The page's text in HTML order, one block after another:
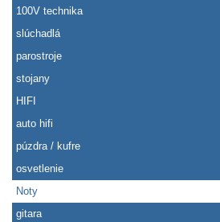
100V technika
slúchadlá
parostroje
stojany
HIFI
auto hifi
púzdra / kufre
osvetlenie
Noty
gitara